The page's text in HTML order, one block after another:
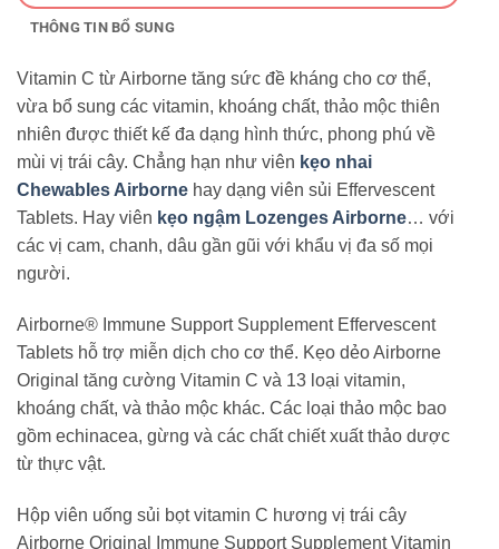
THÔNG TIN BỔ SUNG
Vitamin C từ Airborne tăng sức đề kháng cho cơ thể,
vừa bổ sung các vitamin, khoáng chất, thảo mộc thiên
nhiên được thiết kế đa dạng hình thức, phong phú về
mùi vị trái cây. Chẳng hạn như viên kẹo nhai
Chewables Airborne hay dạng viên sủi Effervescent
Tablets. Hay viên kẹo ngậm Lozenges Airborne… với
các vị cam, chanh, dâu gần gũi với khẩu vị đa số mọi
người.
Airborne® Immune Support Supplement Effervescent
Tablets hỗ trợ miễn dịch cho cơ thể. Kẹo dẻo Airborne
Original tăng cường Vitamin C và 13 loại vitamin,
khoáng chất, và thảo mộc khác. Các loại thảo mộc bao
gồm echinacea, gừng và các chất chiết xuất thảo dược
từ thực vật.
Hộp viên uống sủi bọt vitamin C hương vị trái cây
Airborne Original Immune Support Supplement Vitamin